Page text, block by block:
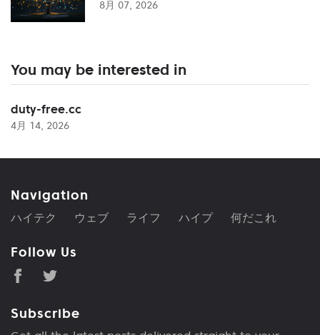
8月 07, 2026
You may be interested in
duty-free.cc
4月 14, 2026
Navigation
ハイテク ウェブ ライフ ハイプ 何だこれ
Follow Us
Subscribe